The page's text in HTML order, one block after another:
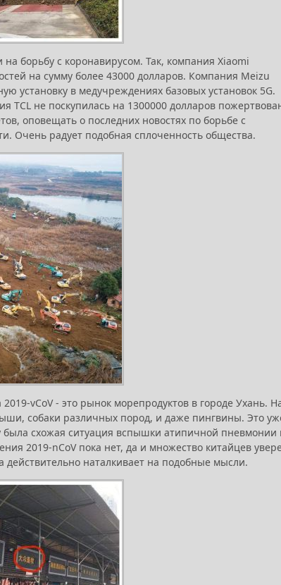
борьбу с коронавирусом. Так, компания Xiaomi
на сумму более 43000 долларов. Компания Meizu
установку в медучреждениях базовых установок 5G.
TCL не поскупилась на 1300000 долларов
оповещать о последних новостях по борьбе с
Очень радует подобная сплоченность общества.
vCoV - это рынок морепродуктов в городе Ухань.
собаки различных пород, и даже пингвины. Это
схожая ситуация вспышки атипичной пневмонии
2019-nCoV пока нет, да и множество китайцев
действительно наталкивает на подобные мысли.